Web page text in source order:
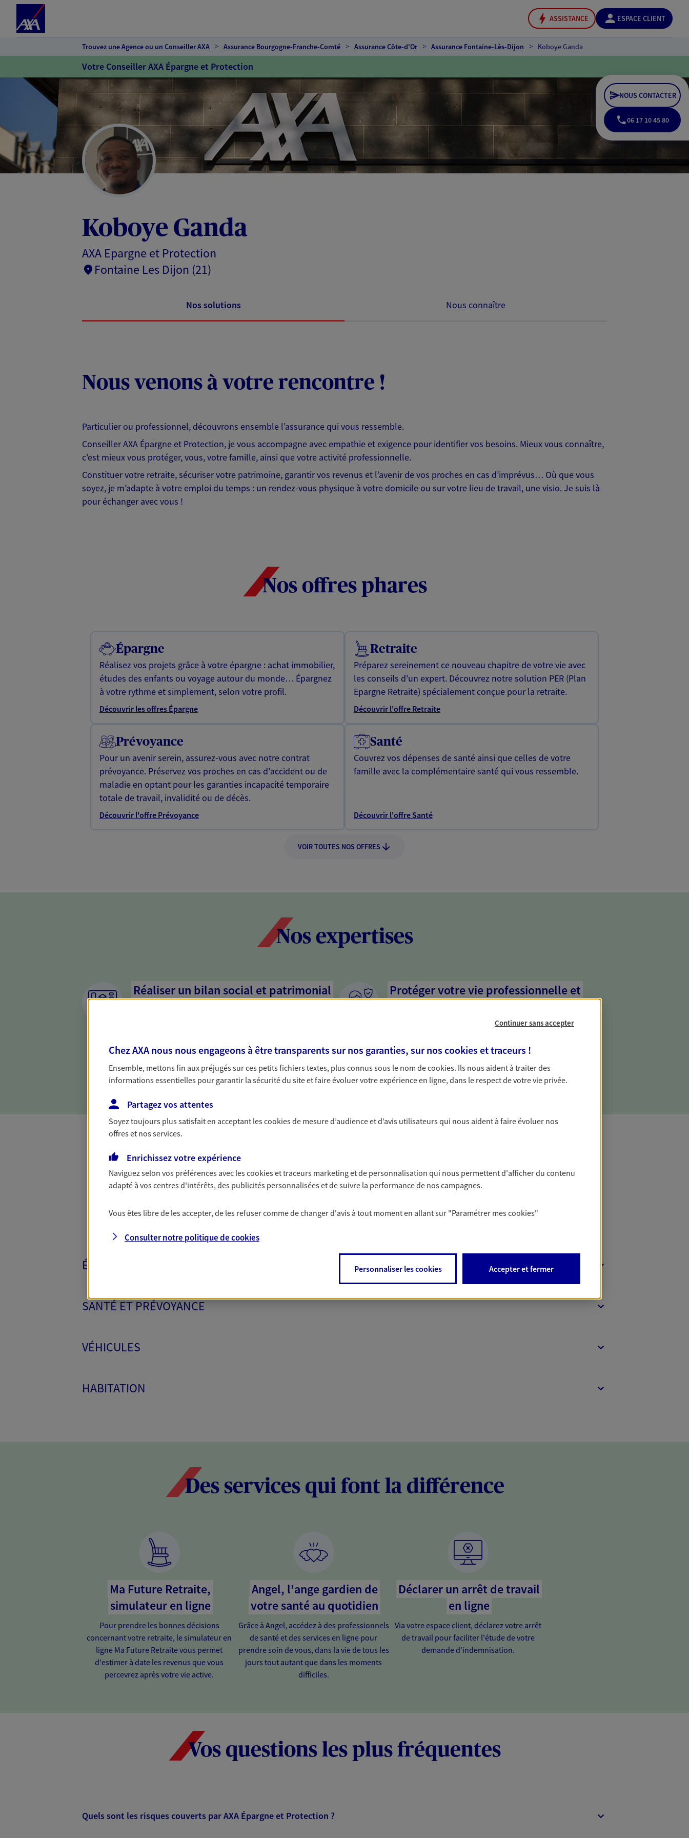
ASSISTANCE ESPACE CLIENT
Trouvez une Agence ou un Conseiller AXA Assurance Bourgogne-Franche-Comté Assurance Côte-d'Or Assurance Fontaine-Lès-Dijon Koboye Ganda
Votre Conseiller AXA Épargne et Protection
Koboye Ganda
AXA Epargne et Protection
Fontaine Les Dijon (21)
NOUS CONTACTER
06 17 10 45 80
Nos solutions Nous connaître
Nous venons à votre rencontre !
Particulier ou professionnel, découvrons ensemble l’assurance qui vous ressemble.
Conseiller AXA Épargne et Protection, je vous accompagne avec empathie et exigence pour identifier vos besoins. Mieux vous connaître,
c'est mieux vous protéger, vous, votre famille, ainsi que votre activité professionnelle.
Constituer votre retraite, sécuriser votre patrimoine, garantir vos revenus et l’avenir de vos proches en cas d’imprévus… Où que vous
soyez, je m’adapte à votre emploi du temps : un rendez-vous physique à votre domicile ou sur votre lieu de travail, une visio. Je suis là
pour échanger avec vous !
Nos offres phares
Épargne
Réalisez vos projets grâce à votre épargne : achat immobilier,
études des enfants ou voyage autour du monde… Épargnez
à votre rythme et simplement, selon votre profil.
Découvrir les offres Épargne
Retraite
Préparez sereinement ce nouveau chapitre de votre vie avec
les conseils d'un expert. Découvrez notre solution PER (Plan
Epargne Retraite) spécialement conçue pour la retraite.
Découvrir l'offre Retraite
Prévoyance
Pour un avenir serein, assurez-vous avec notre contrat
prévoyance. Préservez vos proches en cas d'accident ou de
maladie en optant pour les garanties incapacité temporaire
totale de travail, invalidité ou de décès.
Découvrir l'offre Prévoyance
Santé
Couvrez vos dépenses de santé ainsi que celles de votre
famille avec la complémentaire santé qui vous ressemble.
Découvrir l'offre Santé
VOIR TOUTES NOS OFFRES
Nos expertises
Réaliser un bilan social et patrimonial
dresser un bilan complet de votre situation. Une analyse
solide pour vous formuler des conseils cohérents avec vos
besoins.
Protéger votre vie professionnelle et
Nous sommes à votre écoute pour vous proposer des
activité, mais aussi les risques liés à votre vie privée. Un seul
interlocuteur pour tous vos besoins, ça change tout.
Toutes nos solutions AXA Épargne et Protection
PARTICULIERS PROFESSIONNELS
ÉPARGNE ET RETRAITE
SANTÉ ET PRÉVOYANCE
VÉHICULES
HABITATION
Des services qui font la différence
Ma Future Retraite,
simulateur en ligne
Pour prendre les bonnes décisions
concernant votre retraite, le simulateur en
ligne Ma Future Retraite vous permet
d'estimer à date les revenus que vous
percevrez après votre vie active.
Angel, l'ange gardien de
votre santé au quotidien
Grâce à Angel, accédez à des professionnels
de santé et des services en ligne pour
prendre soin de vous, dans la vie de tous les
jours tout autant que dans les moments
difficiles.
Déclarer un arrêt de travail
en ligne
Via votre espace client, déclarez votre arrêt
de travail pour faciliter l'étude de votre
demande d'indemnisation.
Vos questions les plus fréquentes
Quels sont les risques couverts par AXA Épargne et Protection ?
Continuer sans accepter
Chez AXA nous nous engageons à être transparents sur nos garanties, sur nos cookies et traceurs !
Ensemble, mettons fin aux préjugés sur ces petits fichiers textes, plus connus sous le nom decookies. Ils nous aident à traiter des
informations essentielles pour garantir la sécurité du site et faire évoluer votre expérience en ligne, dans le respect de votre vie privée.
Partagez vos attentes
Soyez toujours plus satisfait en acceptant lescookiesde mesure d’audience et d’avis utilisateurs qui nous aident à faire évoluer nos
offres et nos services.
Enrichissez votre expérience
Naviguez selon vos préférences avec lescookies et traceurs marketing et de personnalisation qui nous permettent d'afficher du contenu
adapté à vos centres d'intérêts, des publicités personnalisées et de suivre la performance de nos campagnes.
Vous êtes libre de les accepter, de les refuser comme de changer d'avis à tout moment en allant sur "Paramétrer mescookies"
Consulter notre politique decookies
Personnaliser les cookies Accepter et fermer